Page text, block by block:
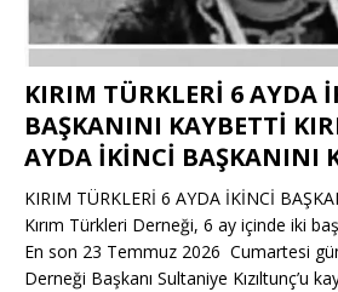
KIRIM TÜRKLERİ 6 AYDA
BAŞKANINI KAYBETTİ
AYDA İKİNCİ BAŞKANINI
KIRIM TÜRKLERİ 6 AYDA İKİNCİ
Kırım Türkleri Derneği, 6 ay içinde iki
En son 23 Temmuz 2026 Cumartesi
Derneği Başkanı Sultaniye Kızıltunç’u